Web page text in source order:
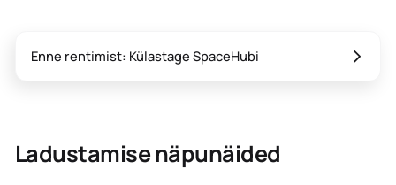
Ladustamise näpunäided
Enne rentimist: Külastage SpaceHubi